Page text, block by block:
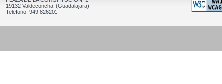
19132 Valdeconcha (Guadalajara)
Telefono: 949 826201